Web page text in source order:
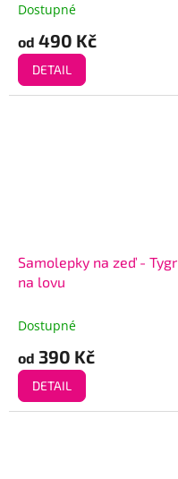
Dostupné
od 490 Kč
DETAIL
Samolepky na zeď - Tygr
na lovu
Dostupné
od 390 Kč
DETAIL